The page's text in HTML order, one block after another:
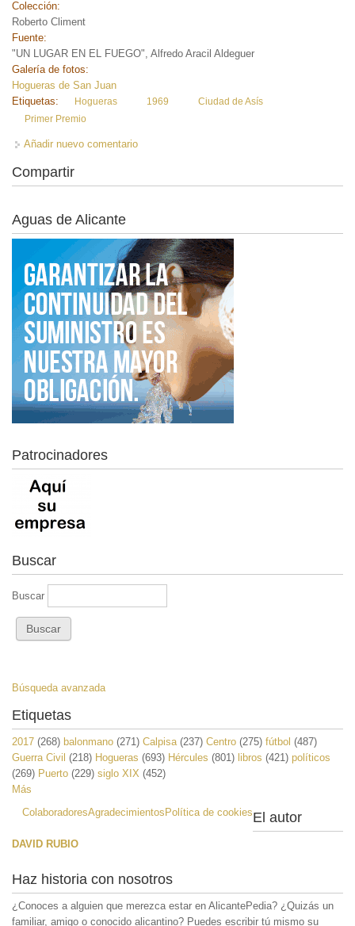
Colección:
Roberto Climent
Fuente:
"UN LUGAR EN EL FUEGO", Alfredo Aracil Aldeguer
Galería de fotos:
Hogueras de San Juan
Etiquetas:
Hogueras 1969
Ciudad de Asís
Primer Premio
Añadir nuevo comentario
Compartir
Aguas de Alicante
Patrocinadores
Buscar
Buscar
Búsqueda avanzada
Etiquetas
2017 (268) balonmano (271) Calpisa(237) Centro (275) fútbol (487)
Guerra Civil (218) Hogueras (693) Hércules (801) libros (421) políticos
(269) Puerto (229) siglo XIX (452)
Más
ColaboradoresAgradecimientosPolítica de cookiesEl autor
DAVID RUBIO
Haz historia con nosotros
¿Conoces a alguien que merezca estar en AlicantePedia? ¿Quizás un
familiar, amigo o conocido alicantino? Puedes escribir tú mismo su